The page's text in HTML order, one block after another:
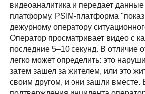
видеоаналитика и передает
платформу. PSIM-платформа
дежурному оператору
Оператор просматривает видео с
последние 5–10 секунд. В отличие
легко может определить: это
затем зашел за жителем, или это
своим другом, и они зашли вместе.